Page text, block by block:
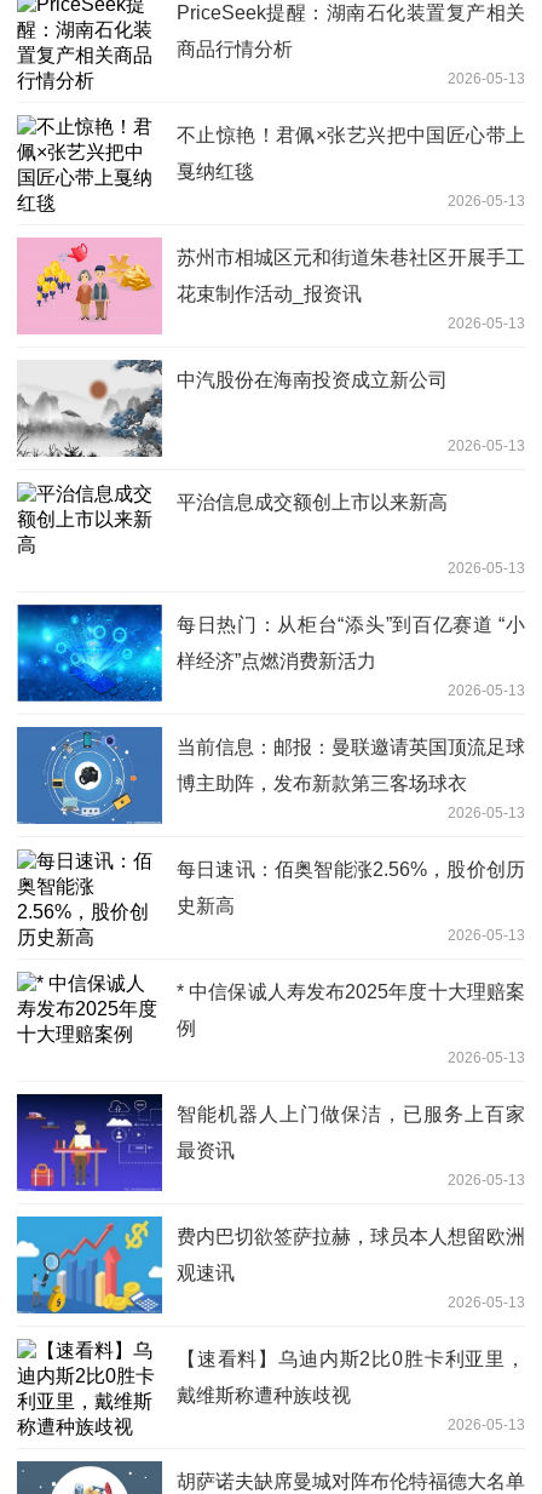
PriceSeek提醒：湖南石化装置复产相关
商品行情分析
2026-05-13
不止惊艳！君佩×张艺兴把中国匠心带上
戛纳红毯
2026-05-13
苏州市相城区元和街道朱巷社区开展手工
花束制作活动_报资讯
2026-05-13
中汽股份在海南投资成立新公司
2026-05-13
平治信息成交额创上市以来新高
2026-05-13
每日热门：从柜台“添头”到百亿赛道 “小
样经济”点燃消费新活力
2026-05-13
当前信息：邮报：曼联邀请英国顶流足球
博主助阵，发布新款第三客场球衣
2026-05-13
每日速讯：佰奥智能涨2.56%，股价创历
史新高
2026-05-13
* 中信保诚人寿发布2025年度十大理赔案
例
2026-05-13
智能机器人上门做保洁，已服务上百家
最资讯
2026-05-13
费内巴切欲签萨拉赫，球员本人想留欧洲
观速讯
2026-05-13
【速看料】乌迪内斯2比0胜卡利亚里，
戴维斯称遭种族歧视
2026-05-13
胡萨诺夫缺席曼城对阵布伦特福德大名单